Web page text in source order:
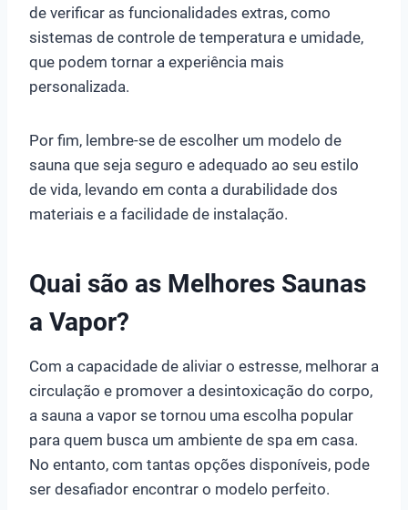
de verificar as funcionalidades extras, como
sistemas de controle de temperatura e umidade,
que podem tornar a experiência mais
personalizada.
Por fim, lembre-se de escolher um modelo de
sauna que seja seguro e adequado ao seu estilo
de vida, levando em conta a durabilidade dos
materiais e a facilidade de instalação.
Quai são as Melhores Saunas
a Vapor?
Com a capacidade de aliviar o estresse, melhorar a
circulação e promover a desintoxicação do corpo,
a sauna a vapor se tornou uma escolha popular
para quem busca um ambiente de spa em casa.
No entanto, com tantas opções disponíveis, pode
ser desafiador encontrar o modelo perfeito.